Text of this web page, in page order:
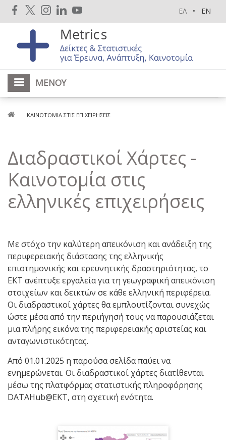
Παράκαμψη
προς
κυρίως
ΕΛ EN
ΜΕΝΟΎ
Breadcrumb
ΚΑΙΝΟΤΟΜΊΑ ΣΤΙΣ ΕΠΙΧΕΙΡΉΣΕΙΣ
Διαδραστικοί Χάρτες -
Καινοτομία στις
ελληνικές επιχειρήσεις
Με στόχο την καλύτερη απεικόνιση και ανάδειξη της
περιφερειακής διάστασης της ελληνικής
επιστημονικής και ερευνητικής δραστηριότητας, το
ΕΚΤ ανέπτυξε εργαλεία για τη γεωγραφική απεικόνιση
στοιχείων και δεικτών σε κάθε ελληνική περιφέρεια.
Οι διαδραστικοί χάρτες θα εμπλουτίζονται συνεχώς
ώστε μέσα από την περιήγησή τους να παρουσιάζεται
μια πλήρης εικόνα της περιφερειακής αριστείας και
ανταγωνιστικότητας.
Από 01.01.2025 η παρούσα σελίδα παύει να
ενημερώνεται. Οι διαδραστικοί χάρτες διατίθενται
μέσω της πλατφόρμας στατιστικής πληροφόρησης
DATAHub@EKT, στη σχετική ενότητα.